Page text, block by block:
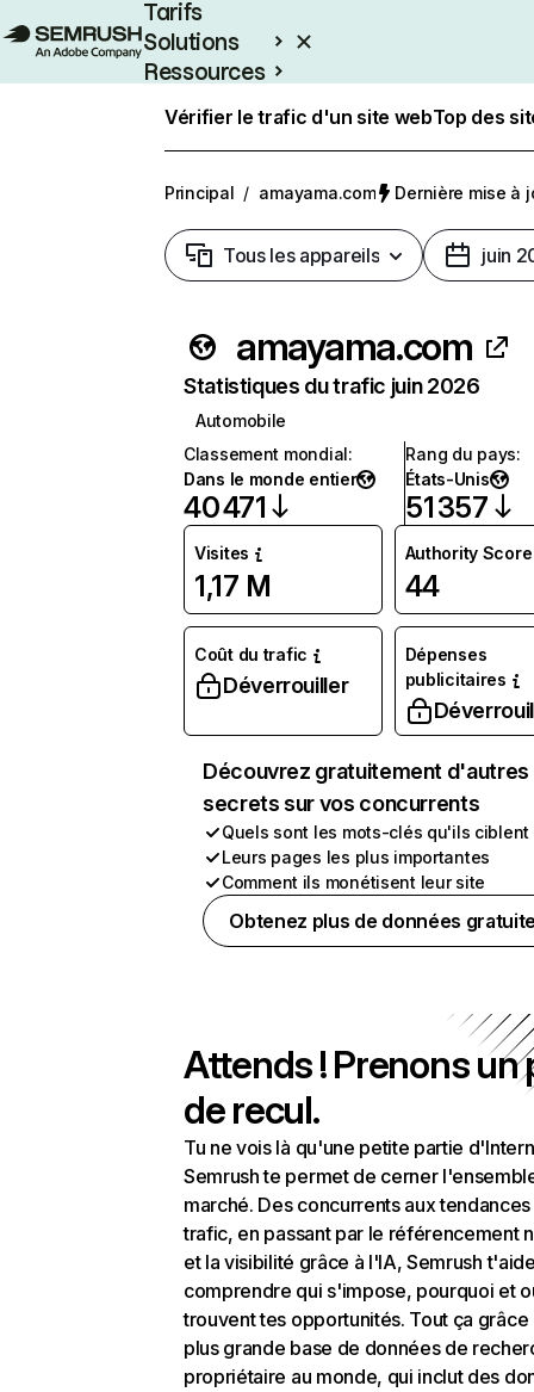
Tarifs
Solutions
Ressources
Vérifier le trafic d'un site webTop des
Principal / amayama.com Dernière mise à
Tous les appareils juin
amayama.com
Statistiques du trafic juin 2026
Automobile
Classement mondial:
Dans le monde entier
40 471
Rang du pays:
États-Unis
51 357
Visites
1,17 M
Authority Score
44
Coût du trafic
Déverrouiller
Dépenses
publicitaires
Découvrez gratuitement d'autres
secrets sur vos concurrents
Quels sont les mots-clés qu'ils ciblent
Leurs pages les plus importantes
Comment ils monétisent leur site
Obtenez plus de données
Attends ! Prenons un
de recul.
Tu ne vois là qu'une petite partie
Semrush te permet de cerner
marché. Des concurrents aux
trafic, en passant par le référencement
et la visibilité grâce à l'IA, Semrush
comprendre qui s'impose, pourquoi et
trouvent tes opportunités. Tout ça grâce
plus grande base de données de
propriétaire au monde, qui inclut des